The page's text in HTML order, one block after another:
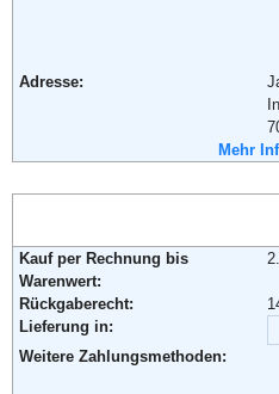
Adresse:
Email:
Weiterführende Informationen:
Mehr
Kauf per Rechnung bis
Warenwert:
Rückgaberecht:
Lieferung in:
Weitere Zahlungsmethoden: